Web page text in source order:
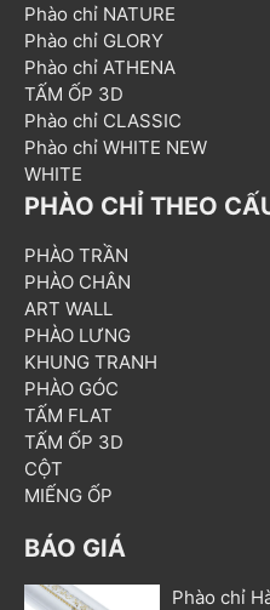
Phào chỉ NATURE
Phào chỉ GLORY
Phào chỉ ATHENA
TẤM ỐP 3D
Phào chỉ CLASSIC
Phào chỉ WHITE NEW
WHITE
PHÀO CHỈ THEO
PHÀO TRẦN
PHÀO CHÂN
ART WALL
PHÀO LƯNG
KHUNG TRANH
PHÀO GÓC
TẤM FLAT
TẤM ỐP 3D
CỘT
MIẾNG ỐP
BÁO GIÁ
Phào chỉ